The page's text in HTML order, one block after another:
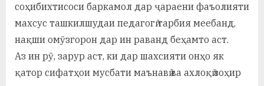
соҳибихтисоси баркамол дар ҷараени фаъолияти
махсус ташкилшудаи педагогӣ тарбия меебанд,
нақши омӯзгорон дар ин раванд беҳамто аст.
Аз ин рӯ, зарур аст, ки дар шахсияти онҳо як
қатор сифатҳои мусбати маънавӣ ва ахлоқӣ зоҳир